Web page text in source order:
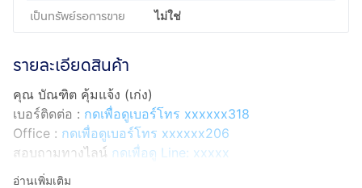
เป็นทรัพย์รอการขาย ไม่ใช่
รายละเอียดสินค้า
คุณ บัณฑิต คุ้มแจ้ง (เก่ง)
เบอร์ติดต่อ : กดเพื่อดูเบอร์โทร xxxxxx318
Office : กดเพื่อดูเบอร์โทร xxxxxx206
สอบถามทางไลน์ กดเพื่อดู Line: xxxxx
Line ID: @interhome
อ่านเพิ่มเติม